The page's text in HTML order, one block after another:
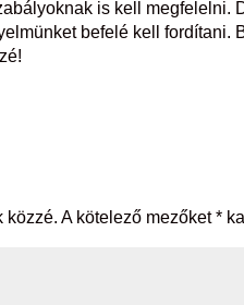
is kell megfelelni.
befelé kell fordítani.
közzé. A kötelező mezőket*